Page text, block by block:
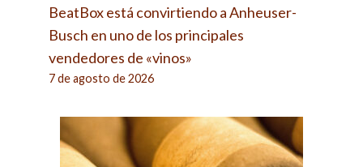
BeatBox está convirtiendo a Anheuser-
Busch en uno de los principales
vendedores de «vinos»
7 de agosto de 2026